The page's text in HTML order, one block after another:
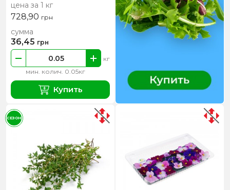
цена за 1 кг
728,90 грн
мин. колич. 0.05кг
кг
сумма
36,45 грн
Купить
СЕЗОН